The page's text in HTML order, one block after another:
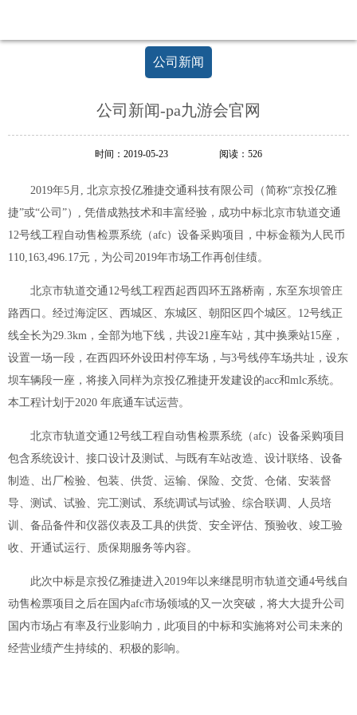
起
点，
开
新
公司新闻
公司新闻-pa九游会官网
时间：2019-05-23 阅读：526
2019年5月, 北京京投亿雅捷交通科技有限公司（简称“京投亿雅
捷”或“公司”）, 凭借成熟技术和丰富经验，成功中标北京市轨道交通
12号线工程自动售检票系统（afc）设备采购项目，中标金额为人民币
110,163,496.17元，为公司2019年市场工作再创佳绩。
北京市轨道交通12号线工程西起西四环五路桥南，东至东坝管庄
路西口。经过海淀区、西城区、东城区、朝阳区四个城区。12号线正
线全长为29.3km，全部为地下线，共设21座车站，其中换乘站15座，
设置一场一段，在西四环外设田村停车场，与3号线停车场共址，设东
坝车辆段一座，将接入同样为京投亿雅捷开发建设的acc和mlc系统。
本工程计划于2020 年底通车试运营。
北京市轨道交通12号线工程自动售检票系统（afc）设备采购项目
包含系统设计、接口设计及测试、与既有车站改造、设计联络、设备
制造、出厂检验、包装、供货、运输、保险、交货、仓储、安装督
导、测试、试验、完工测试、系统调试与试验、综合联调、人员培
训、备品备件和仪器仪表及工具的供货、安全评估、预验收、竣工验
收、开通试运行、质保期服务等内容。
此次中标是京投亿雅捷进入2019年以来继昆明市轨道交通4号线自
动售检票项目之后在国内afc市场领域的又一次突破，将大大提升公司
国内市场占有率及行业影响力，此项目的中标和实施将对公司未来的
经营业绩产生持续的、积极的影响。